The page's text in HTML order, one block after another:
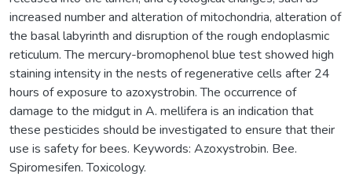
increased number and alteration of mitochondria, alteration of
the basal labyrinth and disruption of the rough endoplasmic
reticulum. The mercury-bromophenol blue test showed high
staining intensity in the nests of regenerative cells after 24
hours of exposure to azoxystrobin. The occurrence of
damage to the midgut in A. mellifera is an indication that
these pesticides should be investigated to ensure that their
use is safety for bees. Keywords: Azoxystrobin. Bee.
Spiromesifen. Toxicology.